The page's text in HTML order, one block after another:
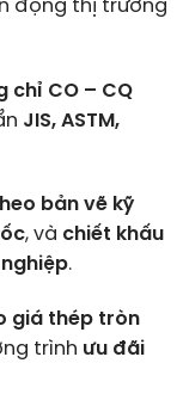
động thị trường
chỉ CO – CQ
JIS, ASTM,
bản vẽ kỹ
, và chiết khấu
.
giá thép tròn
trình ưu đãi